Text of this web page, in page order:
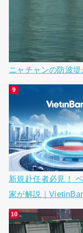
ニャチャンの防波
新規赴任者必見！
家が解説｜